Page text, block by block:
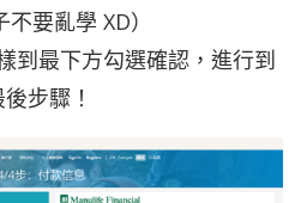
不要亂學 XD）
到最下方勾選確認，進行到
步驟！